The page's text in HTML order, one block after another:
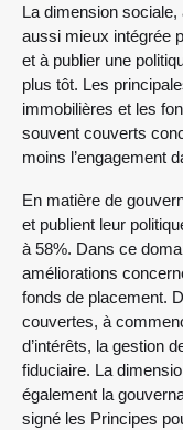
La dimension
aussi mieux intégrée
et à publier une
plus tôt. Les
immobilières et les
souvent couverts
moins l’engagement
En matière de
et publient leur
à 58%. Dans ce
améliorations
fonds de placement.
couvertes, à
d’intérêts, la gestion
fiduciaire. La
également la
signé les Principes